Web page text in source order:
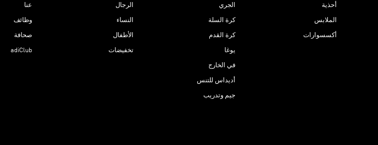
أحذية
الملابس
أكسسوارات
الجري
كرة السلة
كرة القدم
يوغا
في الخارج
أديداس للتنس
جيم وتدريب
الرجال
النساء
الأطفال
تخفيضات
عنا
وظائف
صحافة
adiClub